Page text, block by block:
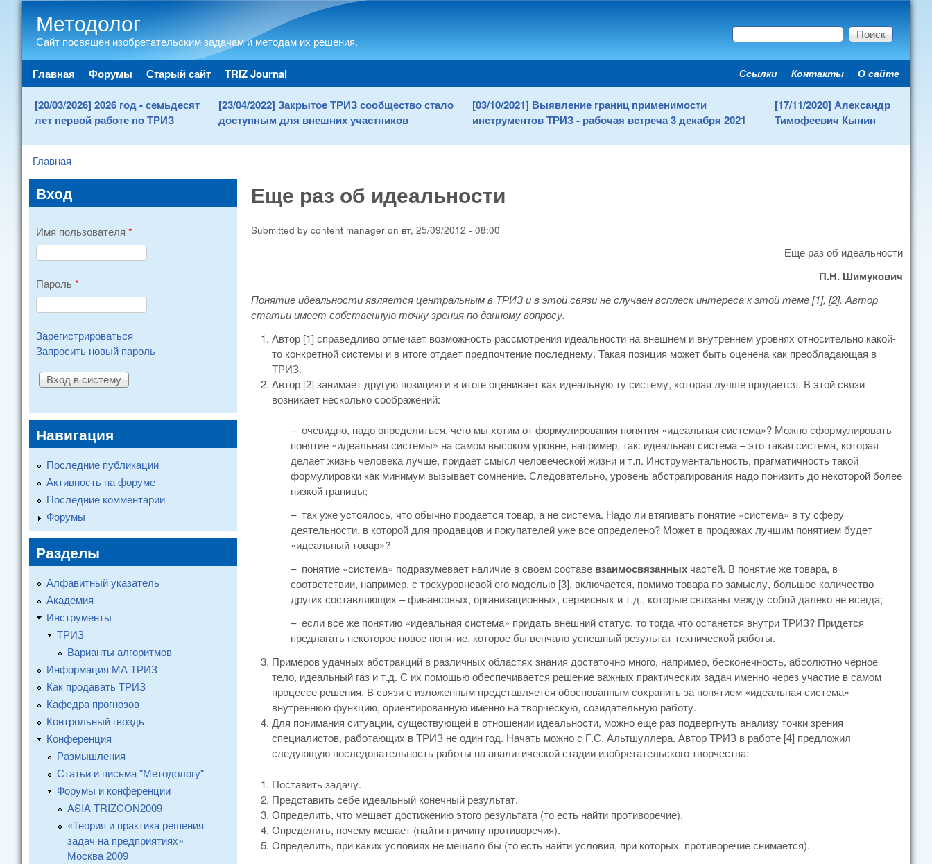
Методолог
Сайт посвящен изобретательским задачам и методам их решения. Форма поиска
Поиск
Main menu
Главная Форумы Старый сайт TRIZ Journal Secondary menu
Ссылки Контакты О сайте
[20/03/2026] 2026 год - семьдесят
лет первой работе по ТРИЗ
[23/04/2022] Закрытое ТРИЗ сообщество стало
доступным для внешних участников
[03/10/2021] Выявление границ применимости
инструментов ТРИЗ - рабочая встреча 3 декабря 2021
[17/11/2020] Александр
Тимофеевич Кынин
You are here
Главная
Еще раз об идеальности
Submitted by content manager on вт, 25/09/2012 - 08:00
Еще раз об идеальности
П.Н. Шимукович
Понятие идеальности является центральным в ТРИЗ и в этой связи не случаен всплеск интереса к этой теме [1], [2]. Автор
статьи имеет собственную точку зрения по данному вопросу.
Автор [1] справедливо отмечает возможность рассмотрения идеальности на внешнем и внутреннем уровнях относительно какой-
то конкретной системы и в итоге отдает предпочтение последнему. Такая позиция может быть оценена как преобладающая в
ТРИЗ.
Автор [2] занимает другую позицию и в итоге оценивает как идеальную ту систему, которая лучше продается. В этой связи
возникает несколько соображений:
– очевидно, надо определиться, чего мы хотим от формулирования понятия «идеальная система»? Можно сформулировать
понятие «идеальная системы» на самом высоком уровне, например, так: идеальная система – это такая система, которая
делает жизнь человека лучше, придает смысл человеческой жизни и т.п. Инструментальность, прагматичность такой
формулировки как минимум вызывает сомнение. Следовательно, уровень абстрагирования надо понизить до некоторой более
низкой границы;
– так уже устоялось, что обычно продается товар, а не система. Надо ли втягивать понятие «система» в ту сферу
деятельности, в которой для продавцов и покупателей уже все определено? Может в продажах лучшим понятием будет
«идеальный товар»?
– понятие «система» подразумевает наличие в своем составевзаимосвязанныхчастей. В понятие же товара, в
соответствии, например, с трехуровневой его моделью [3], включается, помимо товара по замыслу, большое количество
других составляющих – финансовых, организационных, сервисных и т.д., которые связаны между собой далеко не всегда;
– если все же понятию «идеальная система» придать внешний статус, то тогда что останется внутри ТРИЗ? Придется
предлагать некоторое новое понятие, которое бы венчало успешный результат технической работы.
Примеров удачных абстракций в различных областях знания достаточно много, например, бесконечность, абсолютно черное
тело, идеальный газ и т.д. С их помощью обеспечивается решение важных практических задач именно через участие в самом
процессе решения. В связи с изложенным представляется обоснованным сохранить за понятием «идеальная система»
внутреннюю функцию, ориентированную именно на творческую, созидательную работу.
Для понимания ситуации, существующей в отношении идеальности, можно еще раз подвергнуть анализу точки зрения
специалистов, работающих в ТРИЗ не один год. Начать можно с Г.С. Альтшуллера. Автор ТРИЗ в работе [4] предложил
следующую последовательность работы на аналитической стадии изобретательского творчества:
Поставить задачу.
Представить себе идеальный конечный результат.
Определить, что мешает достижению этого результата (то есть найти противоречие).
Определить, почему мешает (найти причину противоречия).
Определить, при каких условиях не мешало бы (то есть най­ти условия, при которых противоречие снимается).
Вход
Имя пользователя *
Пароль *
Зарегистрироваться
Запросить новый пароль
Навигация
Последние публикации
Активность на форуме
Последние комментарии
Форумы
Разделы
Алфавитный указатель
Академия
Инструменты
ТРИЗ
Варианты алгоритмов
Информация МА ТРИЗ
Как продавать ТРИЗ
Кафедра прогнозов
Контрольный гвоздь
Конференция
Размышления
Статьи и письма "Методологу"
Форумы и конференции
ASIA TRIZCON2009
«Теория и практика решения
задач на предприятиях»
Москва 2009